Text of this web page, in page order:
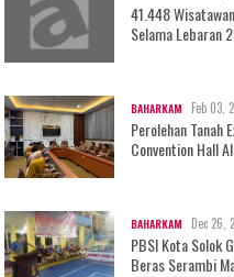
41.448
Selama Lebaran
BAHARKAM Feb 03,
Perolehan Tanah
Convention Hall
BAHARKAM Dec 26,
PBSI Kota Solok
Beras Serambi